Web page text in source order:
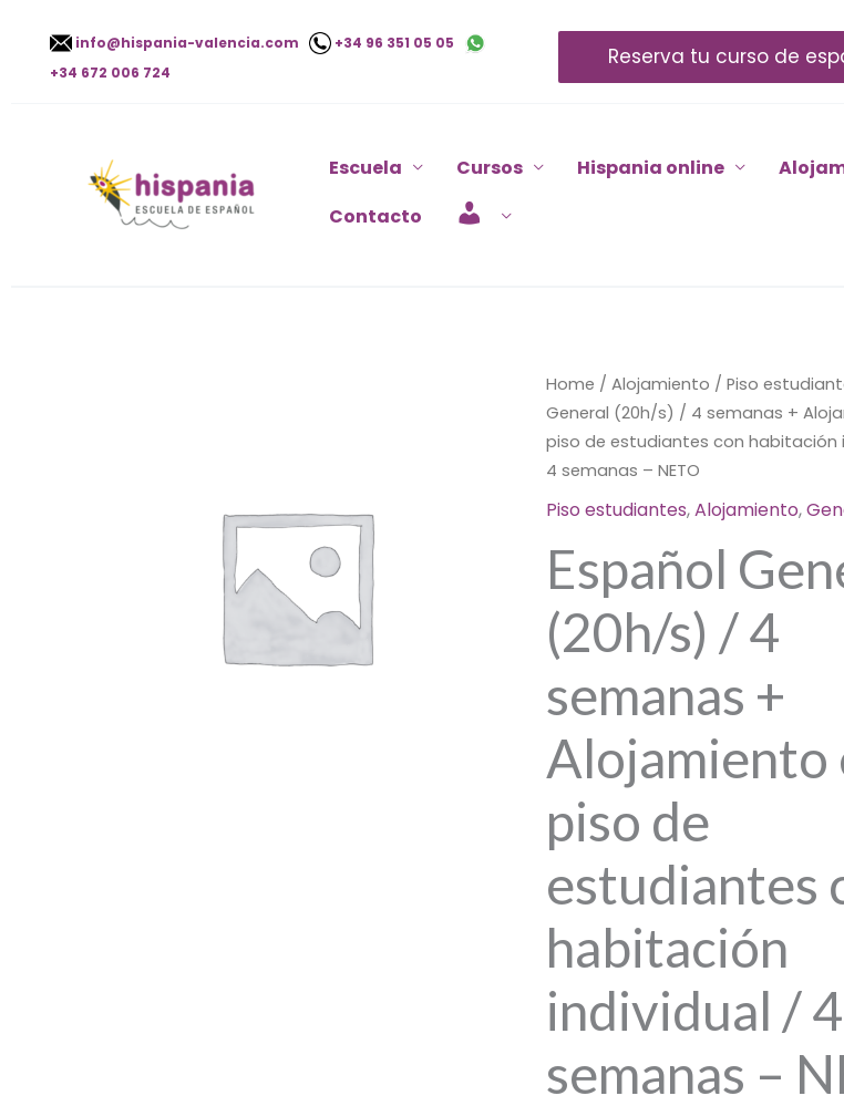
contenido
info@hispania-valencia.com
+34 96 351 05 05
+34 672 006 724
Reserva tu curso de
Escuela Cursos Hispania online
Contacto
Home / Alojamiento / Piso
General (20h/s) / 4 semanas +
piso de estudiantes con habitación
4 semanas – NETO
Piso estudiantes,Alojamiento,
Español
(20h/s) / 4
semanas +
Alojamiento
piso de
estudiantes
habitación
individual / 4
semanas –
Español
General
(20h/s)
/
4
+
Alojamiento
en
piso
estudiantes
habitación
individual
/
4
semanas
-
NETO
quantity